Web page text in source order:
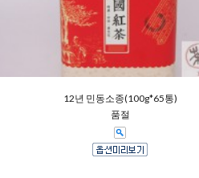
12년 민동소종(100g*65통)
품절